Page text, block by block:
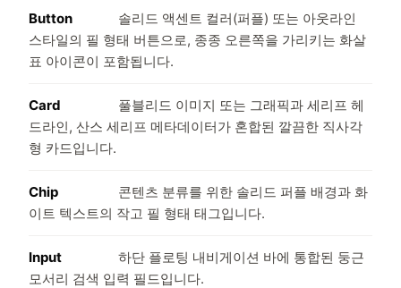
Button
솔리드 액센트 컬러(퍼플) 또는 아웃라인
스타일의 필 형태 버튼으로, 종종 오른쪽을 가리키는 화살
표 아이콘이 포함됩니다.
Card
풀블리드 이미지 또는 그래픽과 세리프 헤
드라인, 산스 세리프 메타데이터가 혼합된 깔끔한 직사각
형 카드입니다.
Chip
콘텐츠 분류를 위한 솔리드 퍼플 배경과 화
이트 텍스트의 작고 필 형태 태그입니다.
Input
하단 플로팅 내비게이션 바에 통합된 둥근
모서리 검색 입력 필드입니다.